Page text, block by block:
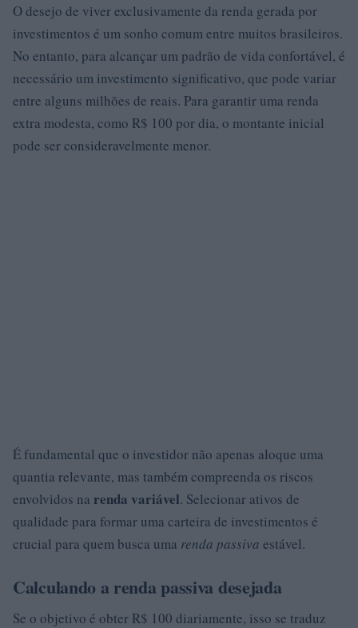
O desejo de viver exclusivamente da renda gerada por
investimentos é um sonho comum entre muitos brasileiros.
No entanto, para alcançar um padrão de vida confortável, é
necessário um investimento significativo, que pode variar
entre alguns milhões de reais. Para garantir uma renda
extra modesta, como R$ 100 por dia, o montante inicial
pode ser consideravelmente menor.
É fundamental que o investidor não apenas aloque uma
quantia relevante, mas também compreenda os riscos
envolvidos na renda variável. Selecionar ativos de
qualidade para formar uma carteira de investimentos é
crucial para quem busca uma renda passiva estável.
Calculando a renda passiva desejada
Se o objetivo é obter R$ 100 diariamente, isso se traduz